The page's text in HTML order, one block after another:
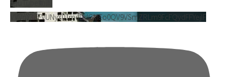
YouTube動画
VVVnY3dFVUNyY01mdDdGMEo0QV9VSmZRLm9FcFQydFFYejlF